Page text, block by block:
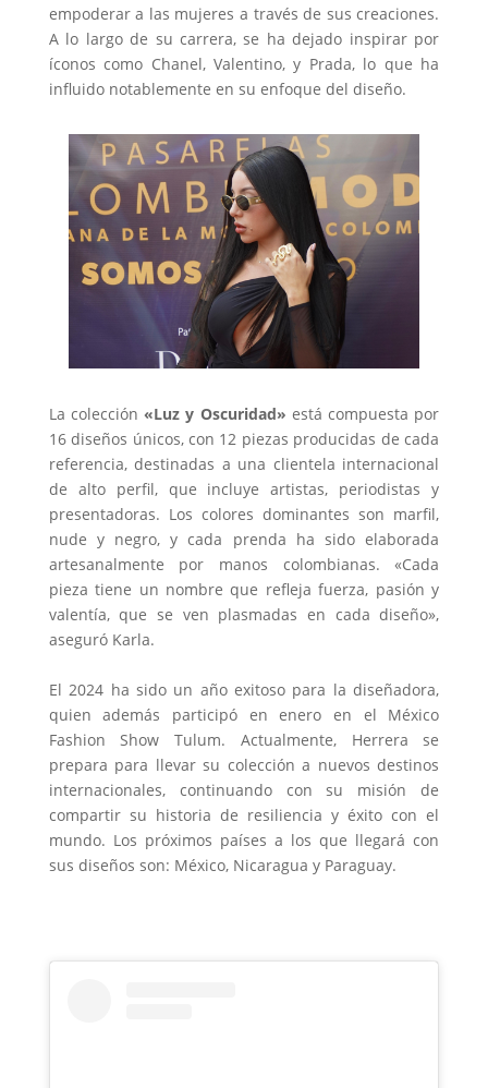
empoderar a las mujeres a través de sus creaciones.
A lo largo de su carrera, se ha dejado inspirar por
íconos como Chanel, Valentino, y Prada, lo que ha
influido notablemente en su enfoque del diseño.
La colección «Luz y Oscuridad» está compuesta por
16 diseños únicos, con 12 piezas producidas de cada
referencia, destinadas a una clientela internacional
de alto perfil, que incluye artistas, periodistas y
presentadoras. Los colores dominantes son marfil,
nude y negro, y cada prenda ha sido elaborada
artesanalmente por manos colombianas. «Cada
pieza tiene un nombre que refleja fuerza, pasión y
valentía, que se ven plasmadas en cada diseño»,
aseguró Karla.
El 2024 ha sido un año exitoso para la diseñadora,
quien además participó en enero en el México
Fashion Show Tulum. Actualmente, Herrera se
prepara para llevar su colección a nuevos destinos
internacionales, continuando con su misión de
compartir su historia de resiliencia y éxito con el
mundo. Los próximos países a los que llegará con
sus diseños son: México, Nicaragua y Paraguay.